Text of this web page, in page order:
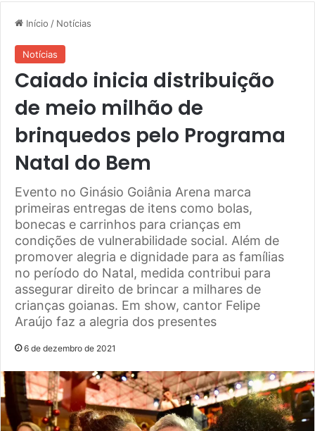
Início / Notícias
Notícias
Caiado inicia distribuição
de meio milhão de
brinquedos pelo Programa
Natal do Bem
Evento no Ginásio Goiânia Arena marca
primeiras entregas de itens como bolas,
bonecas e carrinhos para crianças em
condições de vulnerabilidade social. Além de
promover alegria e dignidade para as famílias
no período do Natal, medida contribui para
assegurar direito de brincar a milhares de
crianças goianas. Em show, cantor Felipe
Araújo faz a alegria dos presentes
6 de dezembro de 2021